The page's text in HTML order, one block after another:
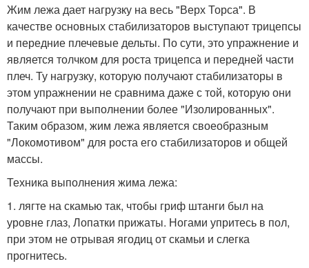
Жим лежа дает нагрузку на весь "Верх Торса". В
качестве основных стабилизаторов выступают трицепсы
и передние плечевые дельты. По сути, это упражнение и
является толчком для роста трицепса и передней части
плеч. Ту нагрузку, которую получают стабилизаторы в
этом упражнении не сравнима даже с той, которую они
получают при выполнении более "Изолированных".
Таким образом, жим лежа является своеобразным
"Локомотивом" для роста его стабилизаторов и общей
массы.
Техника выполнения жима лежа:
1. лягте на скамью так, чтобы гриф штанги был на
уровне глаз, Лопатки прижаты. Ногами упритесь в пол,
при этом не отрывая ягодиц от скамьи и слегка
прогнитесь.